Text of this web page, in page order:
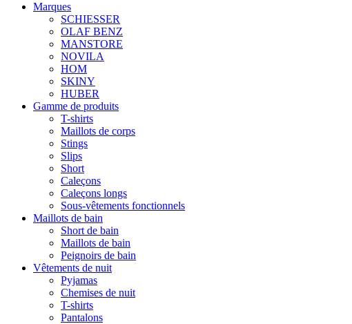
Marques
SCHIESSER
OLAF BENZ
MANSTORE
NOVILA
HOM
SKINY
HUBER
Gamme de produits
T-shirts
Maillots de corps
Stings
Slips
Short
Caleçons
Caleçons longs
Sous-vêtements fonctionnels
Maillots de bain
Short de bain
Maillots de bain
Peignoirs de bain
Vêtements de nuit
Pyjamas
Chemises de nuit
T-shirts
Pantalons